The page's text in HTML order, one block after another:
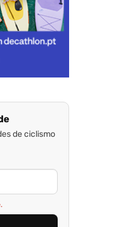
de ciclismo